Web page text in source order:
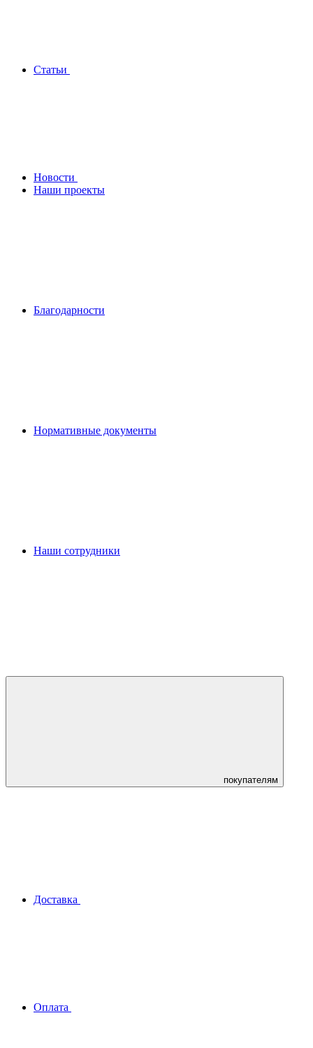
Статьи
Новости
Наши проекты
Благодарности
Нормативные документы
Наши сотрудники
покупателям
Доставка
Оплата